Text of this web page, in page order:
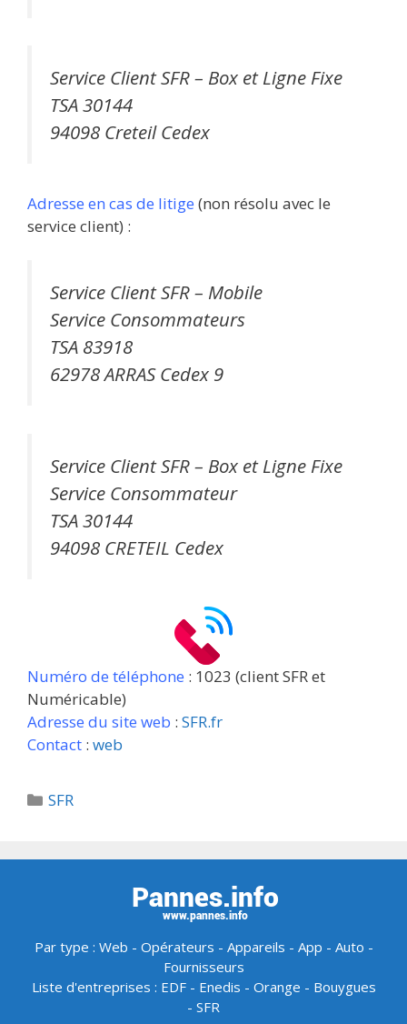
Service Client SFR – Box et Ligne Fixe
TSA 30144
94098 Creteil Cedex
Adresse en cas de litige (non résolu avec le
service client) :
Service Client SFR – Mobile
Service Consommateurs
TSA 83918
62978 ARRAS Cedex 9
Service Client SFR – Box et Ligne Fixe
Service Consommateur
TSA 30144
94098 CRETEIL Cedex
Numéro de téléphone : 1023 (client SFR et
Numéricable)
Adresse du site web : SFR.fr
Contact : web
Catégories
SFR
Par type : Web - Opérateurs - Appareils - App - Auto -
Fournisseurs
Liste d'entreprises : EDF- Enedis - Orange - Bouygues
- SFR